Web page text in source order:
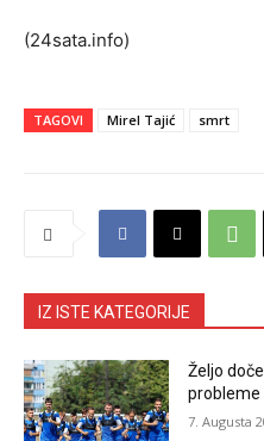
(24sata.info)
TAGOVI Mirel Tajić smrt
IZ ISTE KATEGORIJE
Željo
probleme
7. Augusta